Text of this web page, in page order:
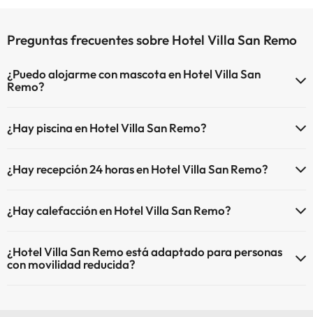
Preguntas frecuentes sobre Hotel Villa San Remo
¿Puedo alojarme con mascota en Hotel Villa San
Remo?
¿Hay piscina en Hotel Villa San Remo?
pago) Aquí tienes más info sobre la piscina y otras instalaciones.
¿Hay recepción 24 horas en Hotel Villa San Remo?
¿Hay calefacción en Hotel Villa San Remo?
¿Hotel Villa San Remo está adaptado para personas
con movilidad reducida?